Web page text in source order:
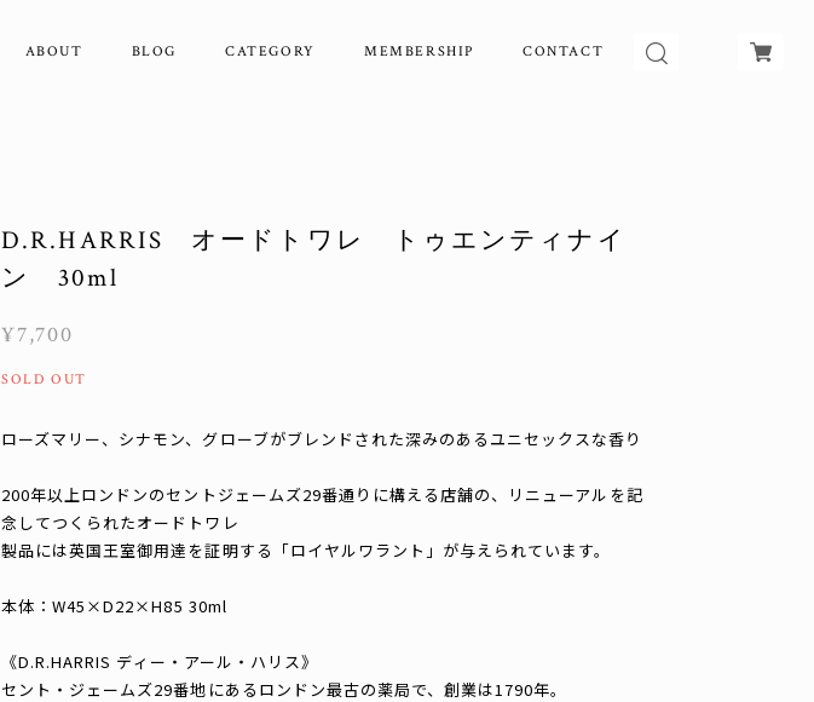
ABOUT BLOG CATEGORY MEMBERSHIP CONTACT
D.R.HARRIS オードトワレ トゥエンティナイ
ン 30ml
¥7,700
SOLD OUT
ローズマリー、シナモン、グローブがブレンドされた深みのあるユニセックスな香り
200年以上ロンドンのセントジェームズ29番通りに構える店舗の、リニューアルを記
念してつくられたオードトワレ
製品には英国王室御用達を証明する「ロイヤルワラント」が与えられています。
本体：W45×D22×H85 30ml
《D.R.HARRIS ディー・アール・ハリス》
セント・ジェームズ29番地にあるロンドン最古の薬局で、創業は1790年。